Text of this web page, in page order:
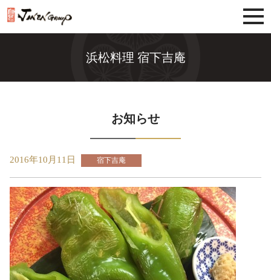
浜松料理 宿下吉庵
お知らせ
2016年10月11日 宿下吉庵